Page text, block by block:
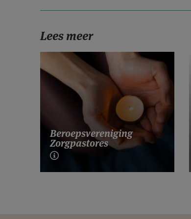
Lees meer
Beroepsvereniging
Zorgpastores